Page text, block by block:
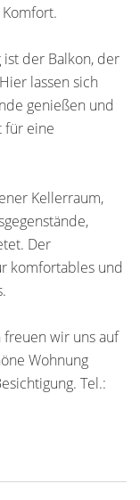
ist der Balkon, der
lassen sich
genießen und
für eine
Kellerraum,
Der
komfortables und
freuen wir uns auf
Wohnung
Tel.: